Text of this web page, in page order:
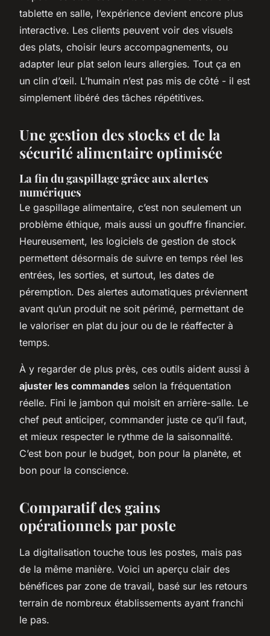
tablette en salle, l’expérience devient encore plus
interactive. Les clients peuvent voir des visuels
des plats, choisir leurs accompagnements, ou
adapter leur plat selon leurs allergies. Tout ça en
un clin d’œil. L’humain n’est pas mis de côté - il est
simplement libéré des tâches répétitives.
Une gestion des stocks et de la
sécurité alimentaire optimisée
La fin du gaspillage grâce aux alertes
numériques
Le gaspillage alimentaire, c’est non seulement un
problème éthique, mais aussi un gouffre financier.
Heureusement, les logiciels de gestion de stock
permettent désormais de suivre en temps réel les
entrées, les sorties, et surtout, les dates de
péremption. Des alertes automatiques préviennent
avant qu’un produit ne soit périmé, permettant de
le valoriser en plat du jour ou de le réaffecter à
temps.
À y regarder de plus près, ces outils aident aussi à
ajuster les commandes selon la fréquentation
réelle. Fini le jambon qui moisit en arrière-salle. Le
chef peut anticiper, commander juste ce qu’il faut,
et mieux respecter le rythme de la saisonnalité.
C’est bon pour le budget, bon pour la planète, et
bon pour la conscience.
Comparatif des gains
opérationnels par poste
La digitalisation touche tous les postes, mais pas
de la même manière. Voici un aperçu clair des
bénéfices par zone de travail, basé sur les retours
terrain de nombreux établissements ayant franchi
le pas.